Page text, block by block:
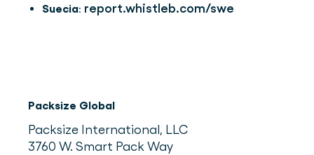
Suecia: report.whistleb.com/swe
Packsize Global
Packsize International, LLC
3760 W. Smart Pack Way